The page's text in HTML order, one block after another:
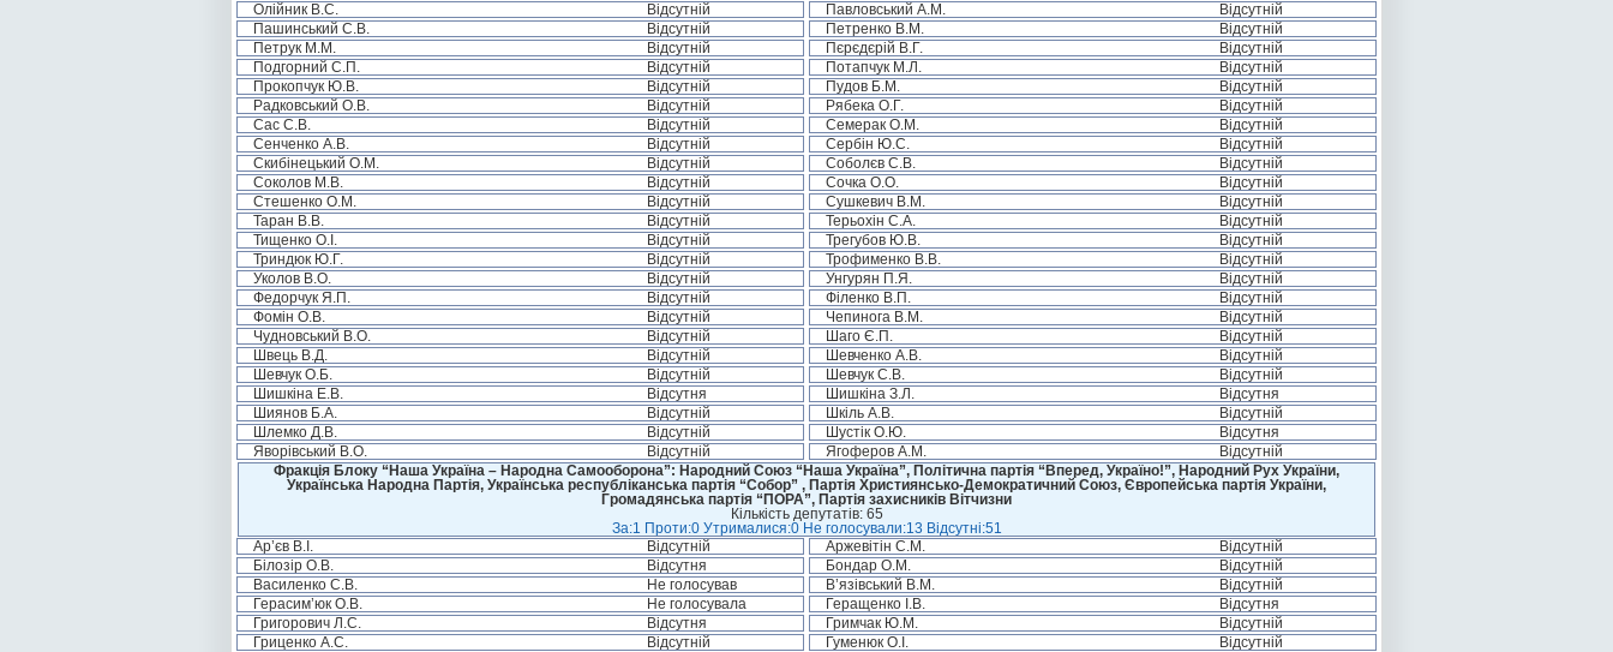
Олійник В.С.
Відсутній Павловський А.М.
Відсутній
Пашинський С.В.
Відсутній Петренко В.М.
Відсутній
Петрук М.М.
Відсутній Пєрєдєрій В.Г.
Відсутній
Подгорний С.П.
Відсутній Потапчук М.Л.
Відсутній
Прокопчук Ю.В.
Відсутній Пудов Б.М.
Відсутній
Радковський О.В.
Відсутній Рябека О.Г.
Відсутній
Сас С.В.
Відсутній Семерак О.М.
Відсутній
Сенченко А.В.
Відсутній Сербін Ю.С.
Відсутній
Скибінецький О.М.
Відсутній Соболєв С.В.
Відсутній
Соколов М.В.
Відсутній Сочка О.О.
Відсутній
Стешенко О.М.
Відсутній Сушкевич В.М.
Відсутній
Таран В.В.
Відсутній Терьохін С.А.
Відсутній
Тищенко О.І.
Відсутній Трегубов Ю.В.
Відсутній
Триндюк Ю.Г.
Відсутній Трофименко В.В.
Відсутній
Уколов В.О.
Відсутній Унгурян П.Я.
Відсутній
Федорчук Я.П.
Відсутній Філенко В.П.
Відсутній
Фомін О.В.
Відсутній Чепинога В.М.
Відсутній
Чудновський В.О.
Відсутній Шаго Є.П.
Відсутній
Швець В.Д.
Відсутній Шевченко А.В.
Відсутній
Шевчук О.Б.
Відсутній Шевчук С.В.
Відсутній
Шишкіна Е.В.
Відсутня Шишкіна З.Л.
Відсутня
Шиянов Б.А.
Відсутній Шкіль А.В.
Відсутній
Шлемко Д.В.
Відсутній Шустік О.Ю.
Відсутня
Яворівський В.О.
Відсутній Ягоферов А.М.
Відсутній
Фракція Блоку “Наша Україна – Народна Самооборона”: Народний Союз “Наша Україна”, Політична партія “Вперед, Україно!”, Народний Рух України,
Українська Народна Партія, Українська республіканська партія “Собор” , Партія Християнсько-Демократичний Союз, Європейська партія України,
Громадянська партія “ПОРА”, Партія захисників Вітчизни
Кількість депутатів: 65
За:1 Проти:0 Утрималися:0 Не голосували:13 Відсутні:51
Ар’єв В.І.
Відсутній Аржевітін С.М.
Відсутній
Білозір О.В.
Відсутня Бондар О.М.
Відсутній
Василенко С.В.
Не голосував В’язівський В.М.
Відсутній
Герасим’юк О.В.
Не голосувала Геращенко І.В.
Відсутня
Григорович Л.С.
Відсутня Гримчак Ю.М.
Відсутній
Гриценко А.С.
Відсутній Гуменюк О.І.
Відсутній